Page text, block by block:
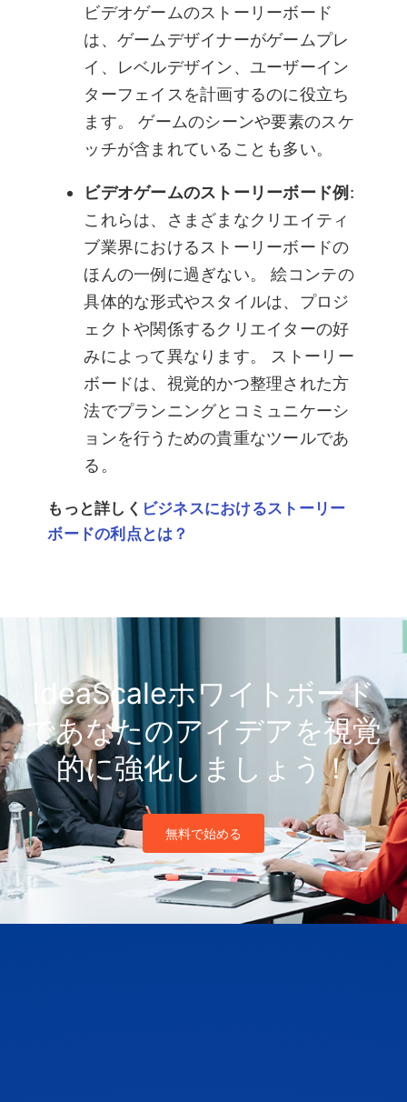
ビデオゲームのストーリーボード
は、ゲームデザイナーがゲームプレ
イ、レベルデザイン、ユーザーイン
ターフェイスを計画するのに役立ち
ます。 ゲームのシーンや要素のスケ
ッチが含まれていることも多い。
ビデオゲームのストーリーボード例:
これらは、さまざまなクリエイティ
ブ業界におけるストーリーボードの
ほんの一例に過ぎない。 絵コンテの
具体的な形式やスタイルは、プロジ
ェクトや関係するクリエイターの好
みによって異なります。 ストーリー
ボードは、視覚的かつ整理された方
法でプランニングとコミュニケーシ
ョンを行うための貴重なツールであ
る。
もっと詳しく ビジネスにおけるストーリー
ボードの利点とは？
IdeaScaleホワイトボード
であなたのアイデアを視覚
的に強化しましょう！
無料で始める